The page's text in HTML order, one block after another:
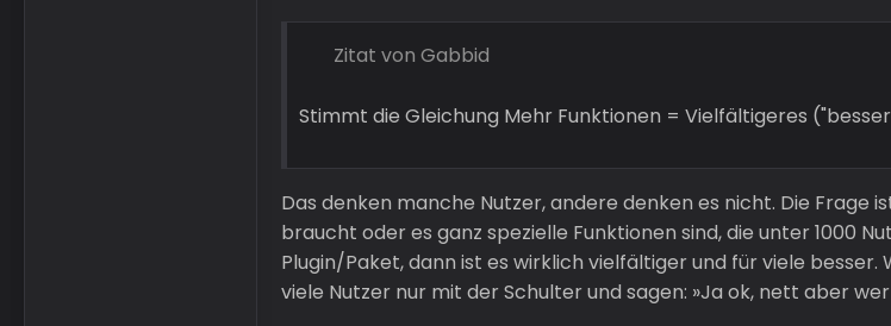
Zitat von Gabbid
Stimmt die Gleichung Mehr Funktionen = Vielfältigeres
Das denken manche Nutzer, andere denken es nicht. Die Frage
braucht oder es ganz spezielle Funktionen sind, die unter 1000
Plugin/Paket, dann ist es wirklich vielfältiger und für viele
viele Nutzer nur mit der Schulter und sagen: »Ja ok, nett aber